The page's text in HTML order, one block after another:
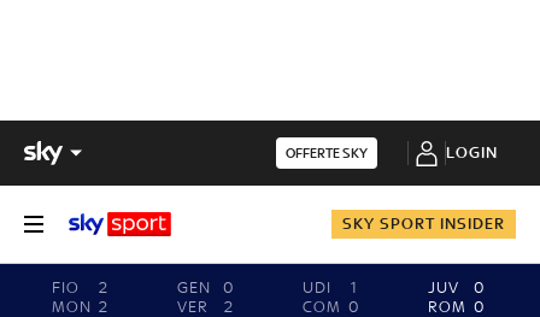
OFFERTE SKY LOGIN
SKY SPORT INSIDER
FIO
2
MON 2
GEN
0
VER
2
UDI
1
COM 0
JUV
0
ROM 0